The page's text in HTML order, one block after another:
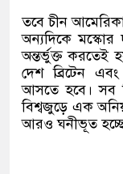
তবে চীন
অন্যদিকে
অন্তর্ভুক্ত করতেই
দেশ ব্রিটেন
আসতে হবে। সব
বিশ্বজুড়ে এক
আরও ঘনীভূত